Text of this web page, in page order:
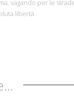
vagando per le
libertà.